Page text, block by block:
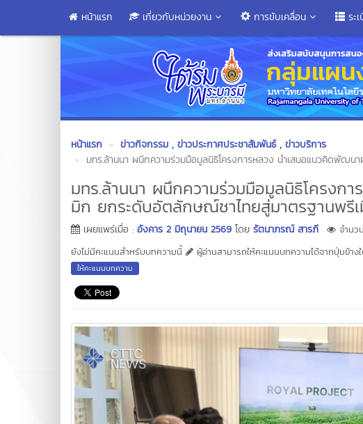
หน้าแรก เกี่ยวกับหน่วยงาน การขับเคลื่อน ระ
หน้าแรก ข่าวกิจกรรม , ข่าวประกาศประชาสัมพันธ์ , ข่าวบริการ
มทร.ล้านนา ผนึกความร่วมมือมูลนิธิโครงการหลวง นำเสนอแนวคิดพั
มทร.ล้านนา ผนึกความร่วมมือมูลนิธิโครง
มิก ยกระดับอัตลักษณ์ชาไทยสู่มาตรฐานพรี
เผยแพร่เมื่อ : อังคาร 2 มิถุนายน 2569 โดย รัตนาภรณ์ สารภี
จำนว
ยังไม่มีคะแนนสำหรับบทความนี้
ผู้อ่านสามารถให้คะแนนบทความได้จากปุ่มข้าง
ให้คะแนนบทความ